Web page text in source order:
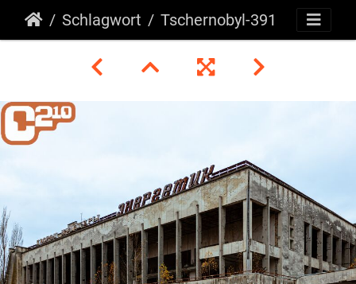
Schlagwort Tschernobyl-391